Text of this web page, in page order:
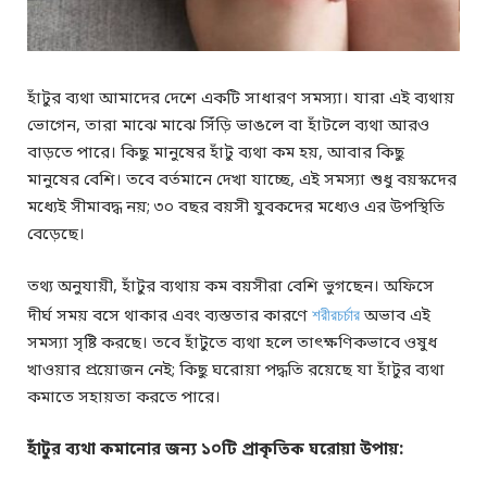
হাঁটুর ব্যথা আমাদের দেশে একটি সাধারণ সমস্যা। যারা এই ব্যথায়
ভোগেন, তারা মাঝে মাঝে সিঁড়ি ভাঙলে বা হাঁটলে ব্যথা আরও
বাড়তে পারে। কিছু মানুষের হাঁটু ব্যথা কম হয়, আবার কিছু
মানুষের বেশি। তবে বর্তমানে দেখা যাচ্ছে, এই সমস্যা শুধু বয়স্কদের
মধ্যেই সীমাবদ্ধ নয়; ৩০ বছর বয়সী যুবকদের মধ্যেও এর উপস্থিতি
বেড়েছে।
তথ্য অনুযায়ী, হাঁটুর ব্যথায় কম বয়সীরা বেশি ভুগছেন। অফিসে
দীর্ঘ সময় বসে থাকার এবং ব্যস্ততার কারণে শরীরচর্চারঅভাব এই
সমস্যা সৃষ্টি করছে। তবে হাঁটুতে ব্যথা হলে তাৎক্ষণিকভাবে ওষুধ
খাওয়ার প্রয়োজন নেই; কিছু ঘরোয়া পদ্ধতি রয়েছে যা হাঁটুর ব্যথা
কমাতে সহায়তা করতে পারে।
হাঁটুর ব্যথা কমানোর জন্য ১০টি প্রাকৃতিক ঘরোয়া উপায়: